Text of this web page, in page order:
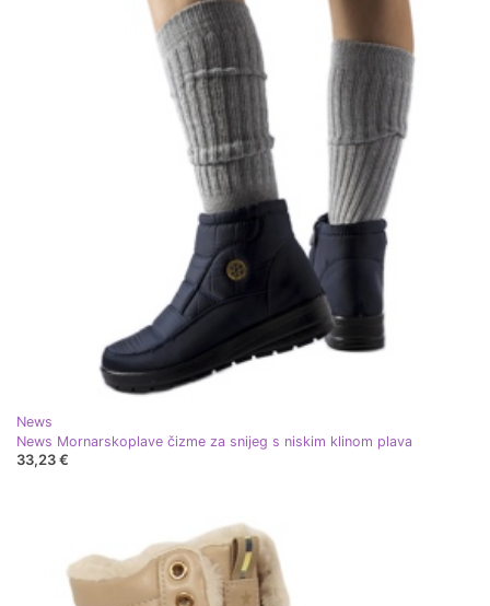
News
News Mornarskoplave čizme za snijeg s niskim klinom plava
33,23 €